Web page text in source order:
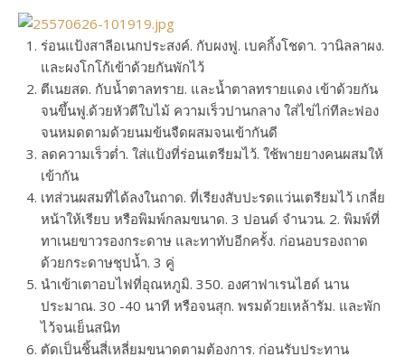
ร่อนแป้งสาลีอเนกประสงค์. กับผงฟู. เบคกิ้งโชดา. วานิลลาผง.
และผงโกโก้เข้าด้วยกันพักไว้
ตีเนยสด. กับน้ำตาลทราย. และน้ำตาลทรายแดง เข้าด้วยกัน
จนขึ้นฟู.ด้วยหัวตีใบไม้ ความเร็วปานกลาง ใส่ไข่ไก่ทีละฟอง
จนหมดตามด้วยนมข้นจืดผสมจนเข้ากันดี
ลดความเร็วต่ำ. ใส่แป้งที่ร่อนเตรียมไว้. ใช้พายยางคนผสมให้
เข้ากัน
เทส่วนผสมที่ได้ลงในถาด. ที่เรียงสับปะรดแว่นเตรียมไว้ เกลี่ย
หน้าให้เรียบ หรือพิมพ์กลมขนาด. 3 ปอนด์ จำนวน. 2. พิมพ์ที่
ทาเนยขาวรองกระดาษ และทาทับอีกครั้ง. ก่อนอบรองถาด
ด้วยกระดาษชุปน้ำ. 3 คู่
นำเข้าเตาอบไฟที่อุณหภูมิ. 350. องศาฟาเรนไฮด์ นาน
ประมาณ. 30 -40 นาที หรือจนสุก. พรมด้วยเหล้ารัม. และพัก
ไว้จนเย็นสนิท
ตัดเป็นชิ้นสี่เหลี่ยมขนาดตามต้องการ. ก่อนรับประทาน